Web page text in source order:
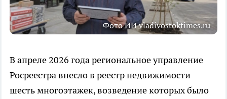
Фото ИИ vladivostoktimes.ru
В апреле 2026 года региональное управление
Росреестра внесло в реестр недвижимости
шесть многоэтажек, возведение которых было